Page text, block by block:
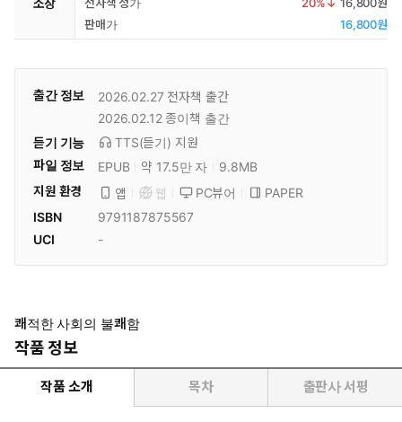
판매가
16,800원
출간 정보 2026.02.27 전자책 출간
2026.02.12 종이책 출간
듣기 기능
TTS(듣기) 지원
파일 정보
EPUB 약 17.5만 자
9.8MB
지원 환경
앱 웹 PC뷰어
PAPER
ISBN
9791187875567
UCI
-
쾌적한 사회의 불쾌함
작품 정보
작품 소개 목차 출판사 서평